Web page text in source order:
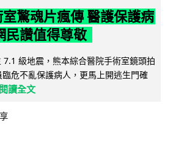
驚魂片瘋傳 醫護保護病
民讚值得尊敬
級地震，熊本綜合醫院手術室鏡頭拍
危不亂保護病人，更馬上開逃生門確
閱讀全文